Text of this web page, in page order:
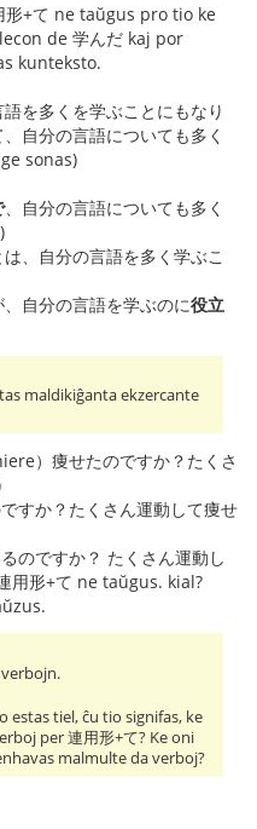
+て ne taŭgus pro tio ke
de 学んだ kaj por
kunteksto.
を多くを学ぶことにもなり
自分の言語についても多く
sonas)
、自分の言語についても多く
、自分の言語を多く学ぶこ
自分の言語を学ぶのに役立
maldikiĝanta ekzercante
）痩せたのですか？たくさ
すか？たくさん運動して痩せ
のですか？ たくさん運動し
用形+て ne taŭgus. kial?
estas tiel, ĉu tio signifas, ke
per 連用形+て? Ke oni
malmulte da verboj?